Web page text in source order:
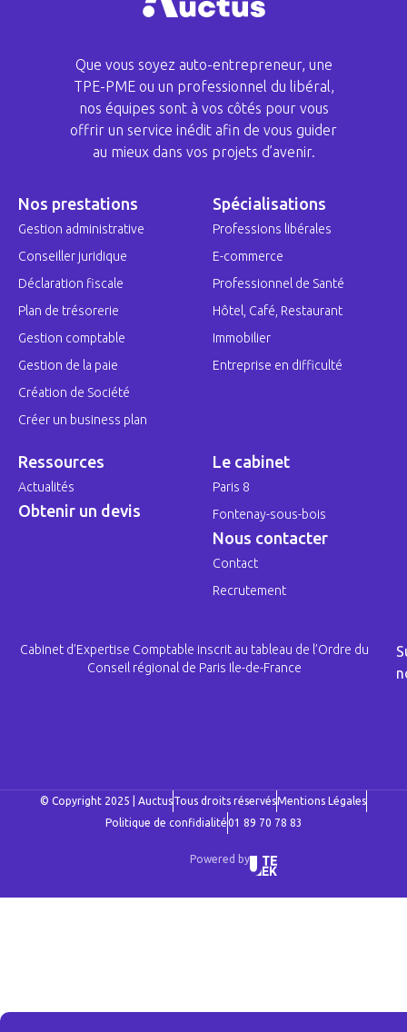
Que vous soyez auto-entrepreneur, une
TPE-PME ou un professionnel du libéral,
nos équipes sont à vos côtés pour vous
offrir un service inédit afin de vous guider
au mieux dans vos projets d’avenir.
Nos prestations
Gestion administrative
Conseiller juridique
Déclaration fiscale
Plan de trésorerie
Gestion comptable
Gestion de la paie
Création de Société
Créer un business plan
Spécialisations
Professions libérales
E-commerce
Professionnel de Santé
Hôtel, Café, Restaurant
Immobilier
Entreprise en difficulté
Ressources
Actualités
Obtenir un devis
Le cabinet
Paris 8
Fontenay-sous-bois
Nous contacter
Contact
Recrutement
Cabinet d’Expertise Comptable inscrit au tableau de l’Ordre du
Conseil régional de Paris Ile-de-France
© Copyright 2025 | AuctusTous droits réservésMentions Légales
Politique de confidialité01 89 70 78 83
Powered by